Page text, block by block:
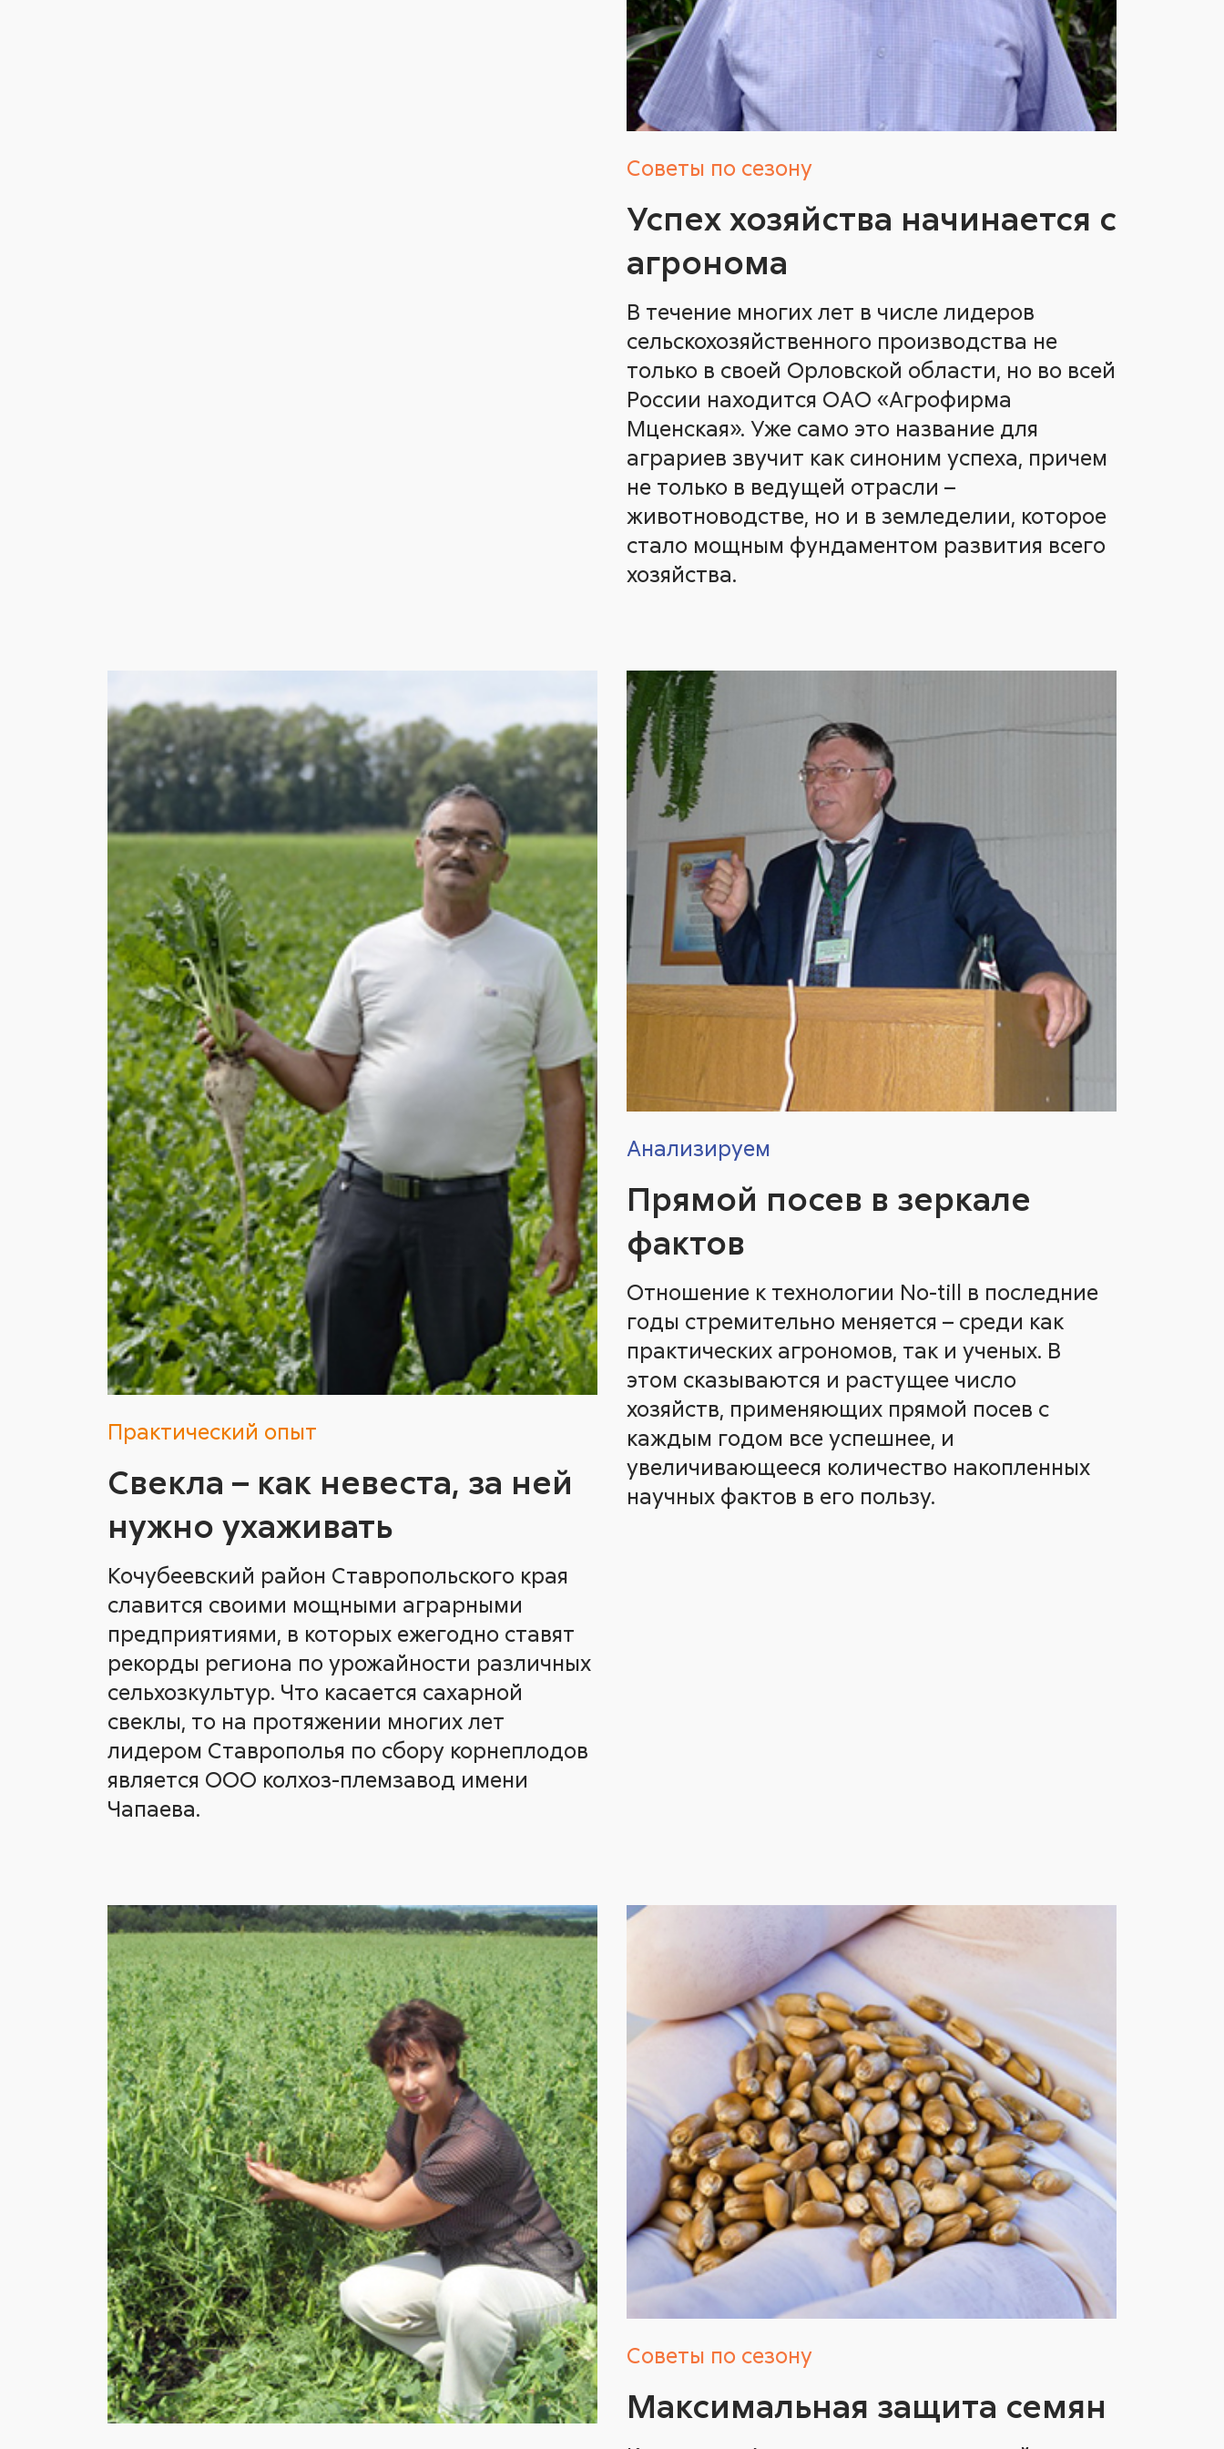
Советы по сезону
Успех хозяйства начинается с
агронома
В течение многих лет в числе лидеров
сельскохозяйственного производства не
только в своей Орловской области, но во всей
России находится ОАО «Агрофирма
Мценская». Уже само это название для
аграриев звучит как синоним успеха, причем
не только в ведущей отрасли –
животноводстве, но и в земледелии, которое
стало мощным фундаментом развития всего
хозяйства.
Практический опыт
Свекла – как невеста, за ней
нужно ухаживать
Кочубеевский район Ставропольского края
славится своими мощными аграрными
предприятиями, в которых ежегодно ставят
рекорды региона по урожайности различных
сельхозкультур. Что касается сахарной
свеклы, то на протяжении многих лет
лидером Ставрополья по сбору корнеплодов
является ООО колхоз-племзавод имени
Чапаева.
Анализируем
Прямой посев в зеркале
фактов
Отношение к технологии No-till в последние
годы стремительно меняется – среди как
практических агрономов, так и ученых. В
этом сказываются и растущее число
хозяйств, применяющих прямой посев с
каждым годом все успешнее, и
увеличивающееся количество накопленных
научных фактов в его пользу.
Советы по сезону
Максимальная защита семян